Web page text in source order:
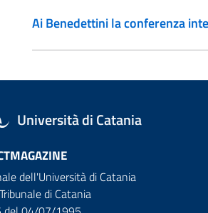
Ai Benedettini la conferenza
Università di Catania
dell'Università di Catania
di Catania